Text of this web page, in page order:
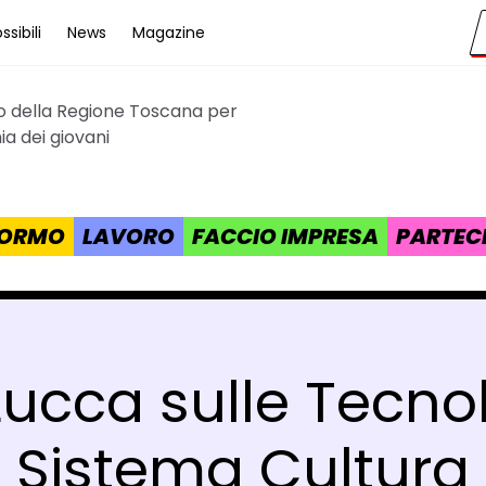
News Magazine
della Regione Toscana per
dei giovani
LAVORO FACCIO IMPRESA
sulle
Sistema Cultura